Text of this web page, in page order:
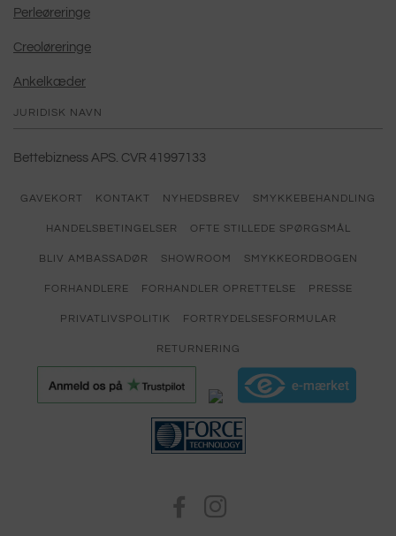
Perleøreringe
Creoløreringe
Ankelkæder
JURIDISK NAVN
Bettebizness APS. CVR 41997133
GAVEKORT KONTAKT NYHEDSBREV SMYKKEBEHANDLING
HANDELSBETINGELSER OFTE STILLEDE SPØRGSMÅL
BLIV AMBASSADØR SHOWROOM SMYKKEORDBOGEN
FORHANDLERE FORHANDLER OPRETTELSE PRESSE
PRIVATLIVSPOLITIK FORTRYDELSESFORMULAR
RETURNERING
FACEBOOK